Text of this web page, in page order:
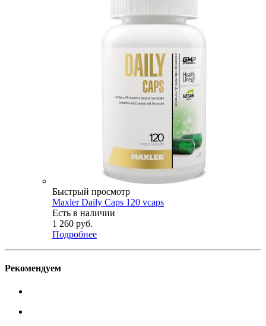
Быстрый просмотр
Maxler Daily Caps 120 vcaps
Есть в наличии
1 260 руб.
Подробнее
Рекомендуем